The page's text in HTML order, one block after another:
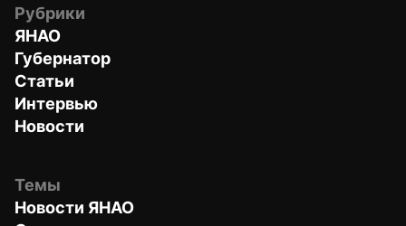
Рубрики
ЯНАО
Губернатор
Статьи
Интервью
Новости
Темы
Новости ЯНАО